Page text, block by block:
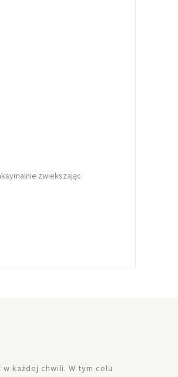
zwiekszając
każdej chwili. W tym celu